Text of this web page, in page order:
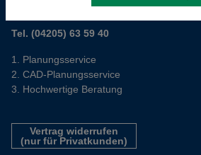
Sie planen ein neues Büro? Wir helfen
Tel. (04205) 63 59 40
Planungsservice
CAD-Planungsservice
Hochwertige Beratung
Vertrag widerrufen
(nur für Privatkunden)